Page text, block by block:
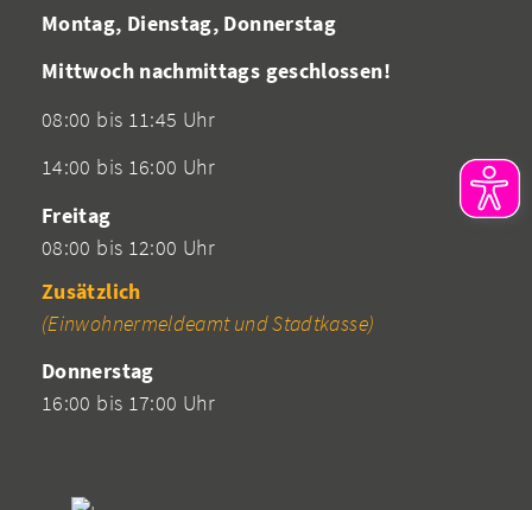
Montag, Dienstag, Donnerstag
Mittwoch nachmittags geschlossen!
08:00 bis 11:45 Uhr
14:00 bis 16:00 Uhr
Freitag
08:00 bis 12:00 Uhr
Zusätzlich
(Einwohnermeldeamt und Stadtkasse)
Donnerstag
16:00 bis 17:00 Uhr